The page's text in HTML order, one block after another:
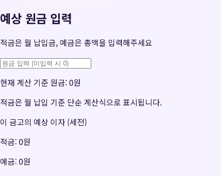
예상 원금 입력
적금은 월 납입금, 예금은 총액을 입력해주세요
현재 계산 기준 원금:0원
적금은 월 납입 기준 단순 계산식으로 표시됩니다.
이 금고의 예상 이자 (세전)
적금:0원
예금:0원